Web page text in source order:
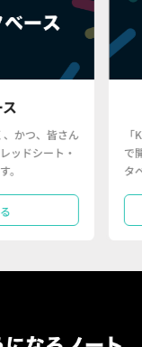
かつ、皆さん
ッドシート・
。
で
タ